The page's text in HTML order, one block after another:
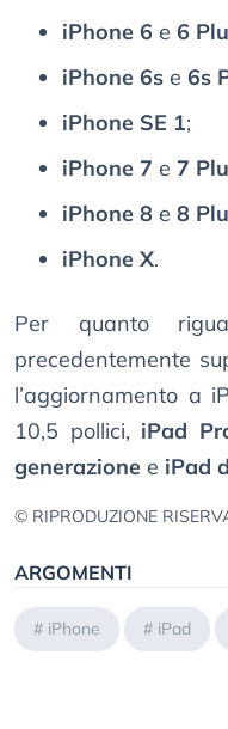
iPhone 6 e 6
iPhone 6s e 6s
iPhone SE 1;
iPhone 7 e 7
iPhone 8 e 8
iPhone X.
Per quanto
precedentemente
l’aggiornamento a
10,5 pollici, iPad
generazione e iPad
© RIPRODUZIONE
ARGOMENTI
# iPhone # iPad